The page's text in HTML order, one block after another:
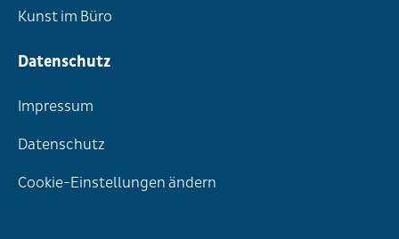
Kunst im Büro
Datenschutz
Impressum
Datenschutz
Cookie-Einstellungen ändern